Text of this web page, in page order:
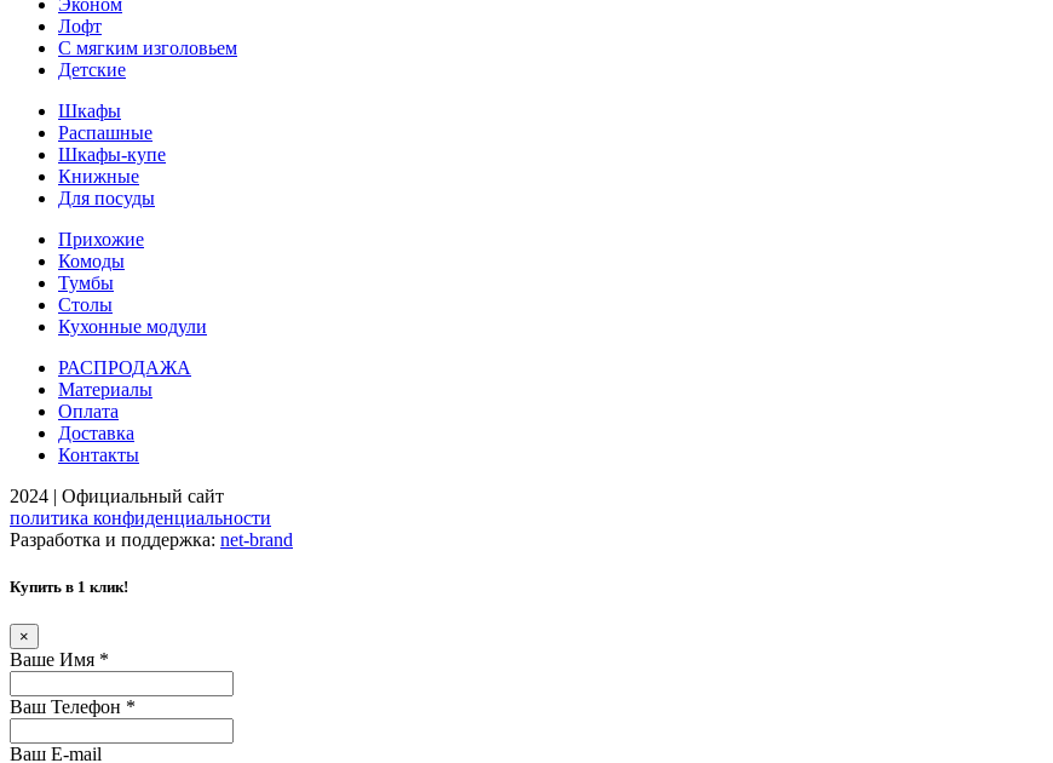
Лофт
С мягким изголовьем
Детские
Шкафы
Распашные
Шкафы-купе
Книжные
Для посуды
Прихожие
Комоды
Тумбы
Столы
Кухонные модули
РАСПРОДАЖА
Материалы
Оплата
Доставка
Контакты
2024 | Официальный сайт
политика конфиденциальности
Разработка и поддержка: net-brand
Купить в 1 клик!
×
Ваше Имя *
Ваш Телефон *
Ваш E-mail